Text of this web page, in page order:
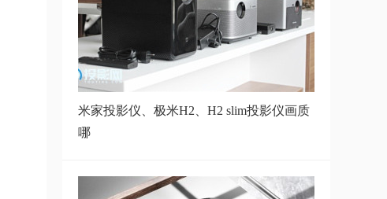
智能投影拆
2021家用投影仪评测：2021年最新
发布家用投
“行走”的智能电影院 看尚iCAN影
米家投影仪、极米H2、H2 slim投影仪画质
哪